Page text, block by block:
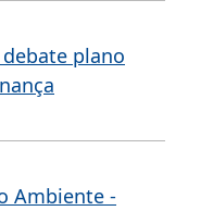
debate plano
Ambiente -